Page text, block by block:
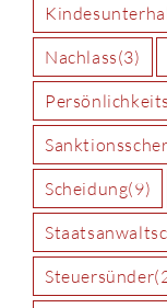
Nachlass(3)
Scheidung(9)
Steuersünder